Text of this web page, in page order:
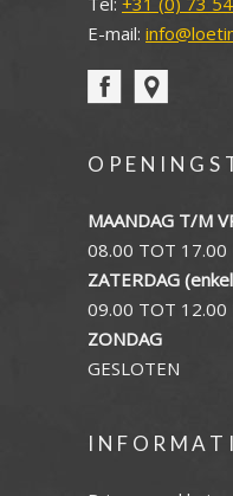
E-mail:
MAANDAG T/M
08.00 TOT 17.00
ZATERDAG
09.00 TOT 12.00
ZONDAG
GESLOTEN